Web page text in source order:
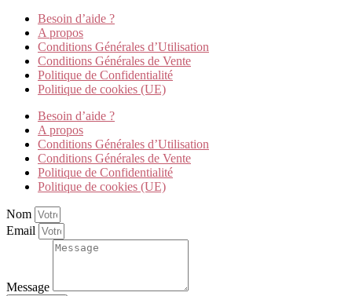
Besoin d’aide ?
A propos
Conditions Générales d’Utilisation
Conditions Générales de Vente
Politique de Confidentialité
Politique de cookies (UE)
Besoin d’aide ?
A propos
Conditions Générales d’Utilisation
Conditions Générales de Vente
Politique de Confidentialité
Politique de cookies (UE)
Nom
Email
Message